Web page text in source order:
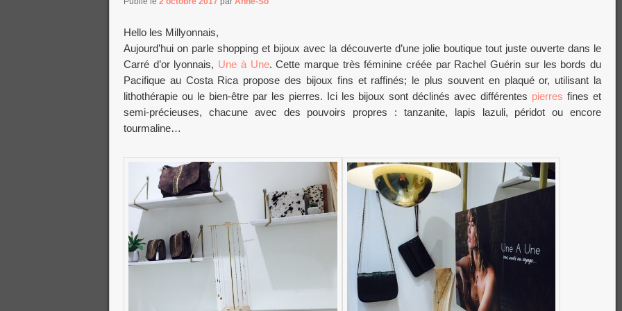
Hello les Millyonnais,
Aujourd’hui on parle shopping et bijoux avec la découverte d’une jolie boutique tout juste ouverte dans le
Carré d’or lyonnais, Une à Une. Cette marque très féminine créée par Rachel Guérin sur les bords du
Pacifique au Costa Rica propose des bijoux fins et raffinés; le plus souvent en plaqué or, utilisant la
lithothérapie ou le bien-être par les pierres. Ici les bijoux sont déclinés avec différentes pierresfines et
semi-précieuses, chacune avec des pouvoirs propres : tanzanite, lapis lazuli, péridot ou encore
tourmaline…